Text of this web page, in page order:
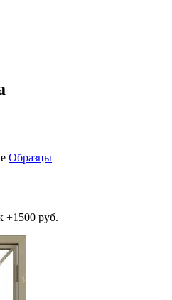
Образцы
+1500 руб.